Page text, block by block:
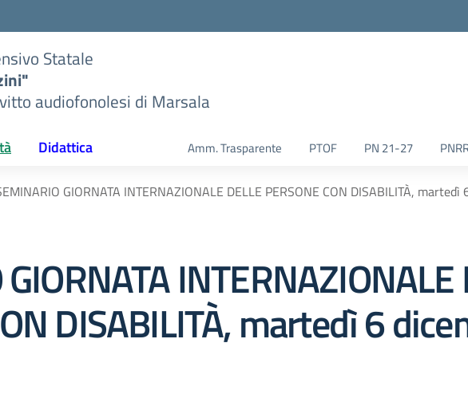
Statale
audiofonolesi di Marsala
Didattica Amm. Trasparente PTOF PN 21-27
GIORNATA INTERNAZIONALE DELLE PERSONE CON DISABILITÀ,
INTERNAZIONALE
DISABILITÀ, martedì 6